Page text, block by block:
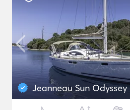
Jeanneau Sun Odyssey